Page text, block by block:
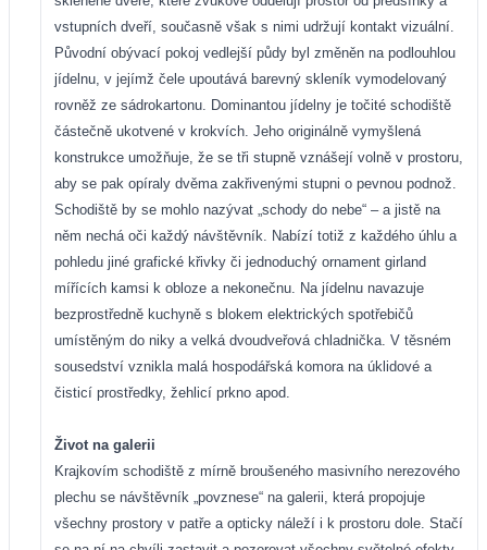
vstupních dveří, současně však s nimi udržují kontakt vizuální.
Původní obývací pokoj vedlejší půdy byl změněn na podlouhlou
jídelnu, v jejímž čele upoutává barevný skleník vymodelovaný
rovněž ze sádrokartonu. Dominantou jídelny je točité schodiště
částečně ukotvené v krokvích. Jeho originálně vymyšlená
konstrukce umožňuje, že se tři stupně vznášejí volně v prostoru,
aby se pak opíraly dvěma zakřivenými stupni o pevnou podnož.
Schodiště by se mohlo nazývat „schody do nebe“ – a jistě na
něm nechá oči každý návštěvník. Nabízí totiž z každého úhlu a
pohledu jiné grafické křivky či jednoduchý ornament girland
mířících kamsi k obloze a nekonečnu. Na jídelnu navazuje
bezprostředně kuchyně s blokem elektrických spotřebičů
umístěným do niky a velká dvoudveřová chladnička. V těsném
sousedství vznikla malá hospodářská komora na úklidové a
čisticí prostředky, žehlicí prkno apod.
Život na galerii
Krajkovím schodiště z mírně broušeného masivního nerezového
plechu se návštěvník „povznese“ na galerii, která propojuje
všechny prostory v patře a opticky náleží i k prostoru dole. Stačí